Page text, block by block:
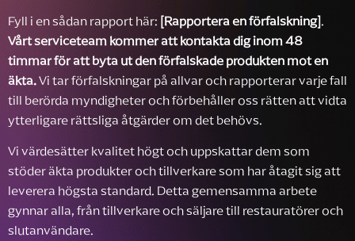
Fyll i en sådan rapport här:[Rapportera en förfalskning].
Vårt serviceteam kommer att kontakta dig inom 48
timmar för att byta ut den förfalskade produkten mot en
äkta.Vi tar förfalskningar på allvar och rapporterar varje fall
till berörda myndigheter och förbehåller oss rätten att vidta
ytterligare rättsliga åtgärder om det behövs.
Vi värdesätter kvalitet högt och uppskattar dem som
stöder äkta produkter och tillverkare som har åtagit sig att
leverera högsta standard. Detta gemensamma arbete
gynnar alla, från tillverkare och säljare till restauratörer och
slutanvändare.